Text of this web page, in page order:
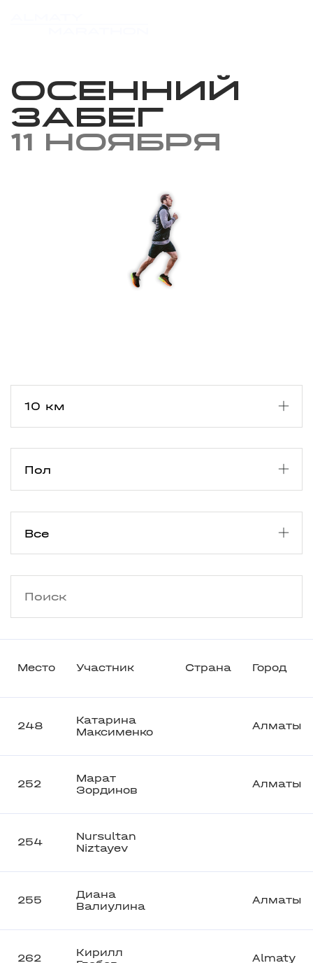
Осенний
забег
11 ноября
Место Участник Страна Город
248
Катарина
Максименко
Алматы
252
Марат
Зординов
Алматы
254
Nursultan
Niztayev
255
Диана
Валиулина
Алматы
262
Кирилл
Almaty